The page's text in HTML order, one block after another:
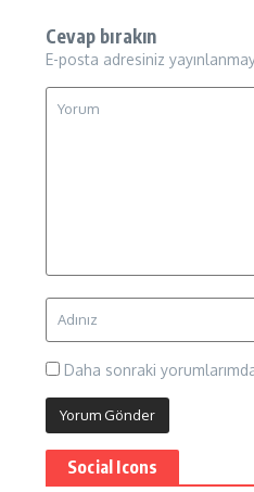
Cevap bırakın
E-posta adresiniz
Daha sonraki
Social Icons